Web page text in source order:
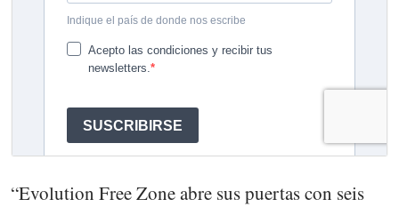
“Evolution Free Zone abre sus puertas con seis